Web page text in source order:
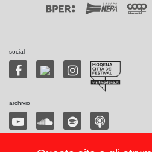
social
archivio